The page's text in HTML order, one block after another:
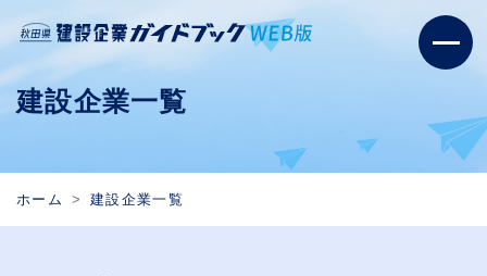
建設企業一覧
ホーム 建設企業一覧